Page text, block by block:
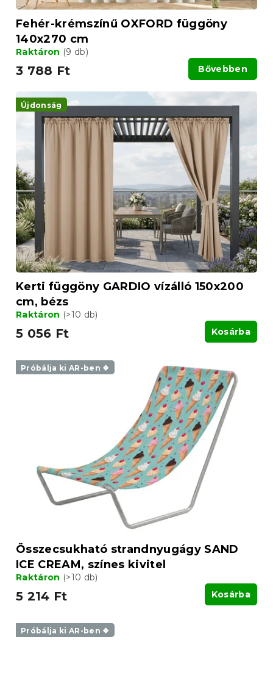
Fehér-krémszínű OXFORD függöny
140x270 cm
Raktáron (9 db)
3 788 Ft Bővebben
Újdonság
Kerti függöny GARDIO vízálló 150x200
cm, bézs
Raktáron (>10 db)
5 056 Ft Kosárba
Próbálja ki AR-ben ❖
Összecsukható strandnyugágy SAND
ICE CREAM, színes kivitel
Raktáron (>10 db)
5 214 Ft Kosárba
Próbálja ki AR-ben ❖